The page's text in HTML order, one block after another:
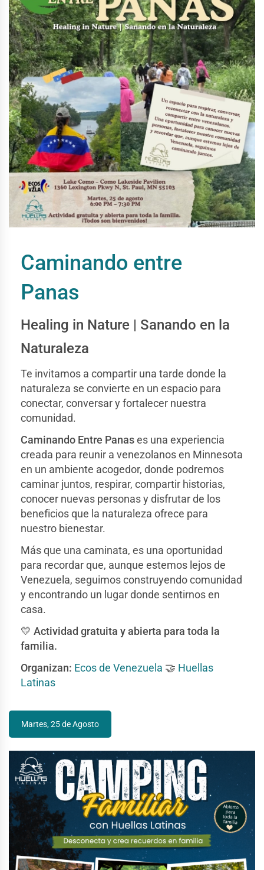
Caminando entre
Panas
Healing in Nature | Sanando en la
Naturaleza
Te invitamos a compartir una tarde donde la
naturaleza se convierte en un espacio para
conectar, conversar y fortalecer nuestra
comunidad.
Caminando Entre Panases una experiencia
creada para reunir a venezolanos en Minnesota
en un ambiente acogedor, donde podremos
caminar juntos, respirar, compartir historias,
conocer nuevas personas y disfrutar de los
beneficios que la naturaleza ofrece para
nuestro bienestar.
Más que una caminata, es una oportunidad
para recordar que, aunque estemos lejos de
Venezuela, seguimos construyendo comunidad
y encontrando un lugar donde sentirnos en
casa.
💛 Actividad gratuita y abierta para toda la
familia.
Organizan: Ecos de Venezuela 🤝 Huellas
Latinas
Martes, 25 de Agosto